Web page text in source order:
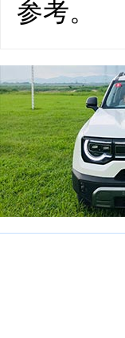
参考。